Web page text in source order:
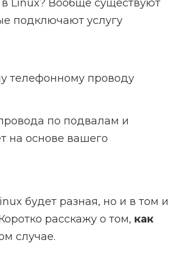
в Linux? Вообще существуют
подключают услугу
телефонному проводу
по подвалам и
на основе вашего
будет разная, но и в том и
расскажу о том, как
случае.